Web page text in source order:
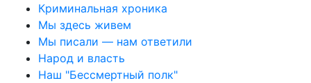
Криминальная хроника
Мы здесь живем
Мы писали — нам ответили
Народ и власть
Наш "Бессмертный полк"